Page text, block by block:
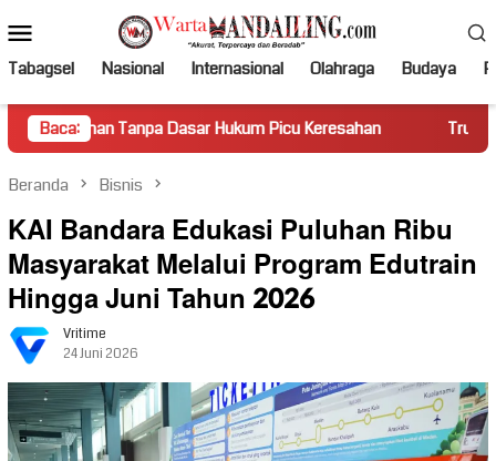
ke
kontenMobile
Tabagsel Nasional Internasional Olahraga Budaya
Baca:
Dasar Hukum Picu Keresahan Truk Miring Hambat
Beranda Bisnis
KAI Bandara Edukasi Puluhan Ribu
Masyarakat Melalui Program Edutrain
Hingga Juni Tahun 2026
Vritime
24 Juni 2026